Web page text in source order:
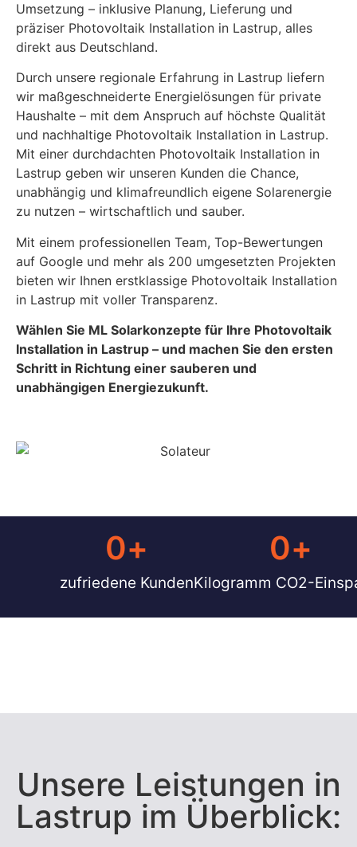
Umsetzung – inklusive Planung, Lieferung und
präziser Photovoltaik Installation in Lastrup, alles
direkt aus Deutschland.
Durch unsere regionale Erfahrung in Lastrup liefern
wir maßgeschneiderte Energielösungen für private
Haushalte – mit dem Anspruch auf höchste Qualität
und nachhaltige Photovoltaik Installation in Lastrup.
Mit einer durchdachten Photovoltaik Installation in
Lastrup geben wir unseren Kunden die Chance,
unabhängig und klimafreundlich eigene Solarenergie
zu nutzen – wirtschaftlich und sauber.
Mit einem professionellen Team, Top-Bewertungen
auf Google und mehr als 200 umgesetzten Projekten
bieten wir Ihnen erstklassige Photovoltaik Installation
in Lastrup mit voller Transparenz.
Wählen Sie ML Solarkonzepte für Ihre Photovoltaik
Installation in Lastrup – und machen Sie den ersten
Schritt in Richtung einer sauberen und
unabhängigen Energiezukunft.
zufriedene Kunden
0+
Kilogramm CO2-
0+
Unsere Leistungen in
Lastrup im Überblick: